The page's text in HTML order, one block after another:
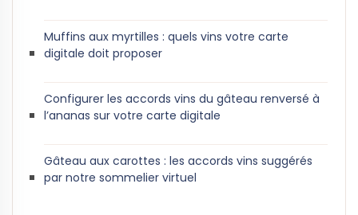
Muffins aux myrtilles : quels vins votre carte
digitale doit proposer
Configurer les accords vins du gâteau renversé à
l’ananas sur votre carte digitale
Gâteau aux carottes : les accords vins suggérés
par notre sommelier virtuel